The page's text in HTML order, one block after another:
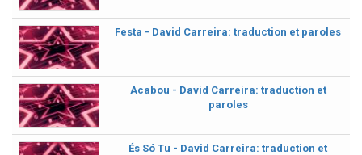
Festa - David Carreira: traduction et paroles
Acabou - David Carreira: traduction et
paroles
És Só Tu - David Carreira: traduction et